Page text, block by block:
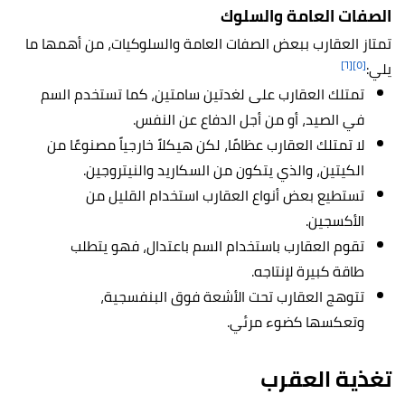
الصفات العامة والسلوك
تمتاز العقارب ببعض الصفات العامة والسلوكيات، من أهمها ما
يلي:[٥] [٦]
تمتلك العقارب على لغدتين سامتين، كما تستخدم السم
في الصيد، أو من أجل الدفاع عن النفس.
لا تمتلك العقارب عظامًا، لكن هيكلاً خارجياً مصنوعًا من
الكيتين، والذي يتكون من السكاريد والنيتروجين.
تستطيع بعض أنواع العقارب استخدام القليل من
الأكسجين.
تقوم العقارب باستخدام السم باعتدال، فهو يتطلب
طاقة كبيرة لإنتاجه.
تتوهج العقارب تحت الأشعة فوق البنفسجية،
وتعكسها كضوء مرئي.
تغذية العقرب